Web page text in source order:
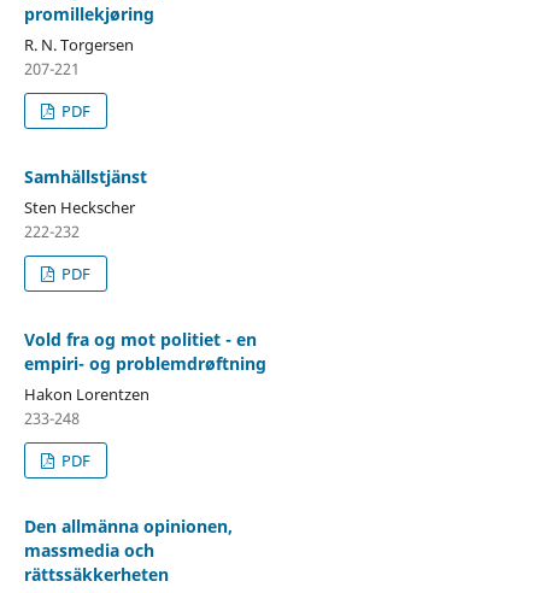
promillekjøring
R. N. Torgersen
207-221
PDF
Samhällstjänst
Sten Heckscher
222-232
PDF
Vold fra og mot politiet - en
empiri- og problemdrøftning
Hakon Lorentzen
233-248
PDF
Den allmänna opinionen,
massmedia och
rättssäkkerheten